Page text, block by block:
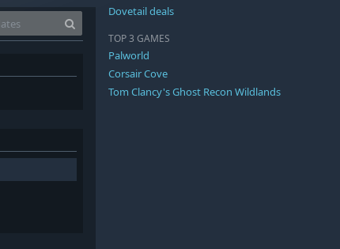
Dovetail deals
TOP 3 GAMES
Palworld
Corsair Cove
Tom Clancy's Ghost Recon Wildlands